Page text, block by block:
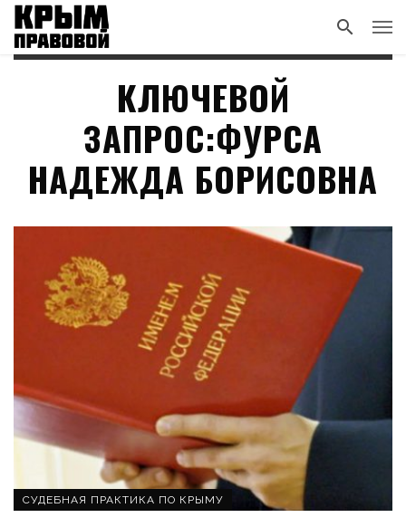
КЛЮЧЕВОЙ
ЗАПРОС:ФУРСА
НАДЕЖДА БОРИСОВНА
СУДЕБНАЯ ПРАКТИКА ПО КРЫМУ